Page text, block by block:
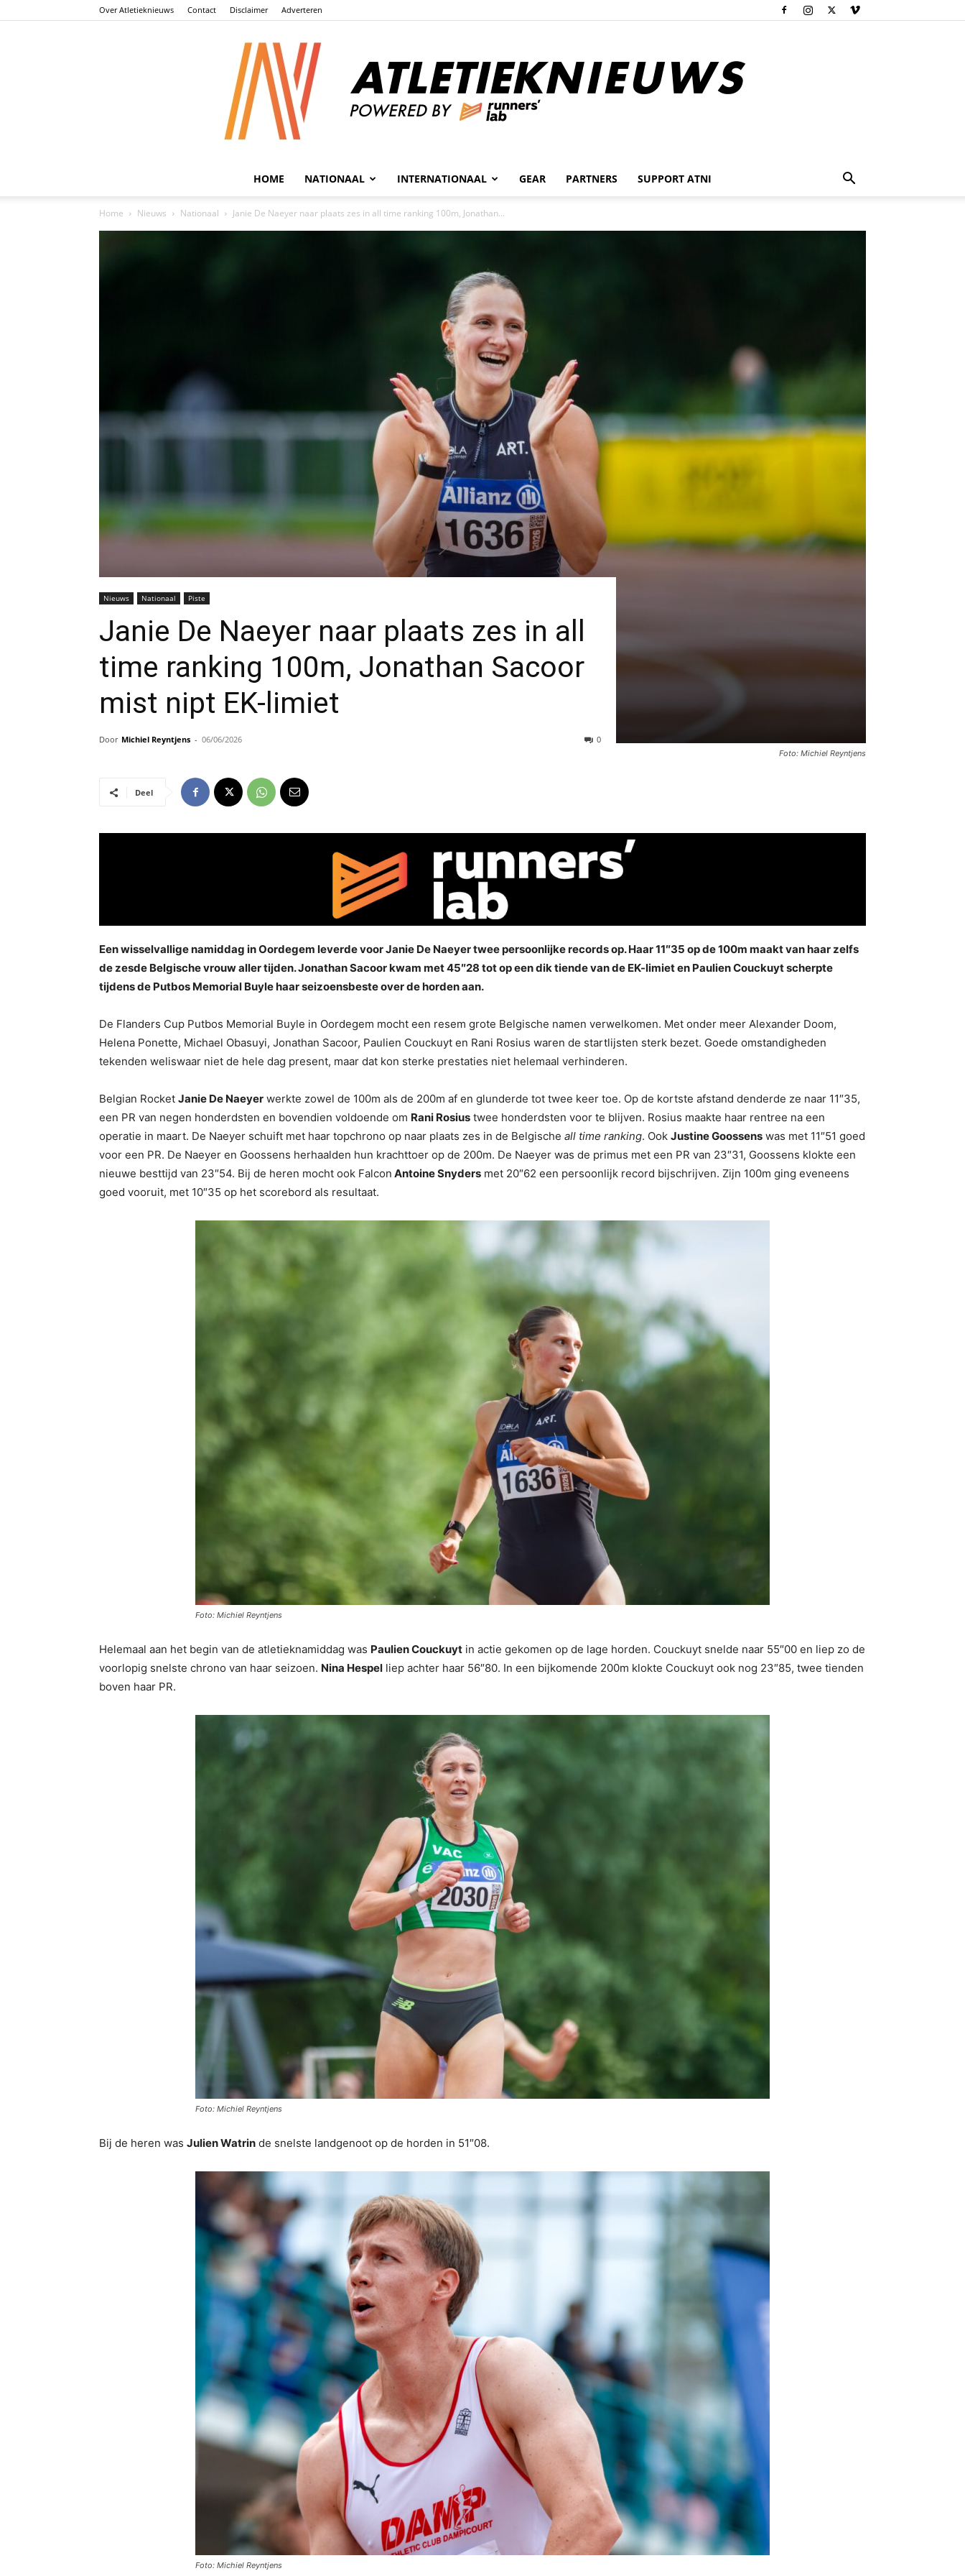
Over Atletieknieuws Contact Disclaimer Adverteren
Atletieknieuws
HOME NATIONAAL INTERNATIONAAL GEAR PARTNERS SUPPORT ATNI
Home Nieuws Nationaal Janie De Naeyer naar plaats zes in all time ranking 100m, Jonathan...
Foto: Michiel Reyntjens
Nieuws Nationaal Piste
Janie De Naeyer naar plaats zes in all
time ranking 100m, Jonathan Sacoor
mist nipt EK-limiet
Door Michiel Reyntjens - 06/06/2026 0
Deel
Een wisselvallige namiddag in Oordegem leverde voor Janie De Naeyer twee persoonlijke records op. Haar 11″35 op de 100m maakt van haar zelfs
de zesde Belgische vrouw aller tijden. Jonathan Sacoor kwam met 45″28 tot op een dik tiende van de EK-limiet en Paulien Couckuyt scherpte
tijdens de Putbos Memorial Buyle haar seizoensbeste over de horden aan.
De Flanders Cup Putbos Memorial Buyle in Oordegem mocht een resem grote Belgische namen verwelkomen. Met onder meer Alexander Doom,
Helena Ponette, Michael Obasuyi, Jonathan Sacoor, Paulien Couckuyt en Rani Rosius waren de startlijsten sterk bezet. Goede omstandigheden
tekenden weliswaar niet de hele dag present, maar dat kon sterke prestaties niet helemaal verhinderen.
Belgian Rocket Janie De Naeyer werkte zowel de 100m als de 200m af en glunderde tot twee keer toe. Op de kortste afstand denderde ze naar 11″35,
een PR van negen honderdsten en bovendien voldoende om Rani Rosius twee honderdsten voor te blijven. Rosius maakte haar rentree na een
operatie in maart. De Naeyer schuift met haar topchrono op naar plaats zes in de Belgische all time ranking. Ook Justine Goossens was met 11″51 goed
voor een PR. De Naeyer en Goossens herhaalden hun krachttoer op de 200m. De Naeyer was de primus met een PR van 23″31, Goossens klokte een
nieuwe besttijd van 23″54. Bij de heren mocht ook Falcon Antoine Snyders met 20″62 een persoonlijk record bijschrijven. Zijn 100m ging eveneens
goed vooruit, met 10″35 op het scorebord als resultaat.
Foto: Michiel Reyntjens
Helemaal aan het begin van de atletieknamiddag was Paulien Couckuyt in actie gekomen op de lage horden. Couckuyt snelde naar 55″00 en liep zo de
voorlopig snelste chrono van haar seizoen. Nina Hespel liep achter haar 56″80. In een bijkomende 200m klokte Couckuyt ook nog 23″85, twee tienden
boven haar PR.
Foto: Michiel Reyntjens
Bij de heren was Julien Watrin de snelste landgenoot op de horden in 51″08.
Foto: Michiel Reyntjens